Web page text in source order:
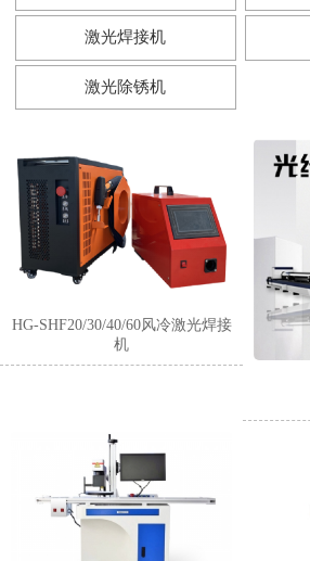
激光焊接机
激光除锈机
HG-SHF20/30/40/60风冷激光焊接
机